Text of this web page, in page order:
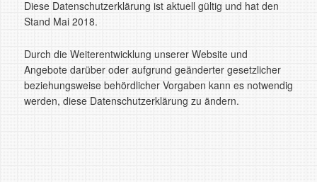
Diese Datenschutzerklärung ist aktuell gültig und hat den
Stand Mai 2018.
Durch die Weiterentwicklung unserer Website und
Angebote darüber oder aufgrund geänderter gesetzlicher
beziehungsweise behördlicher Vorgaben kann es notwendig
werden, diese Datenschutzerklärung zu ändern.